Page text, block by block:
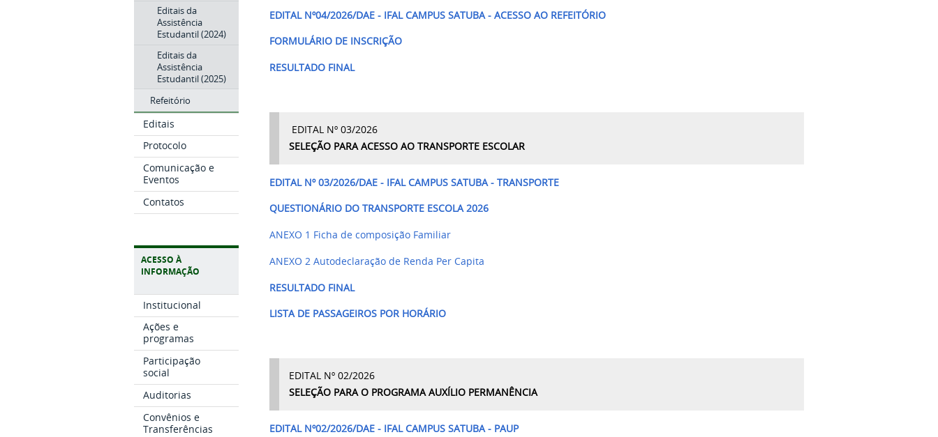
Editais da
Assistência
Estudantil (2024)
Editais da
Assistência
Estudantil (2025)
Refeitório
Editais
Protocolo
Comunicação e
Eventos
Contatos
ACESSO À
INFORMAÇÃO
Institucional
Ações e
programas
Participação
social
Auditorias
Convênios e
Transferências
EDITAL Nº04/2026/DAE - IFAL CAMPUS SATUBA - ACESSO AO REFEITÓRIO
FORMULÁRIO DE INSCRIÇÃO
RESULTADO FINAL
EDITAL Nº 03/2026
SELEÇÃO PARA ACESSO AO TRANSPORTE ESCOLAR
EDITAL Nº 03/2026/DAE - IFAL CAMPUS SATUBA - TRANSPORTE
QUESTIONÁRIO DO TRANSPORTE ESCOLA 2026
ANEXO 1 Ficha de composição Familiar
ANEXO 2 Autodeclaração de Renda Per Capita
RESULTADO FINAL
LISTA DE PASSAGEIROS POR HORÁRIO
EDITAL Nº 02/2026
SELEÇÃO PARA O PROGRAMA AUXÍLIO PERMANÊNCIA
EDITAL Nº02/2026/DAE - IFAL CAMPUS SATUBA - PAUP